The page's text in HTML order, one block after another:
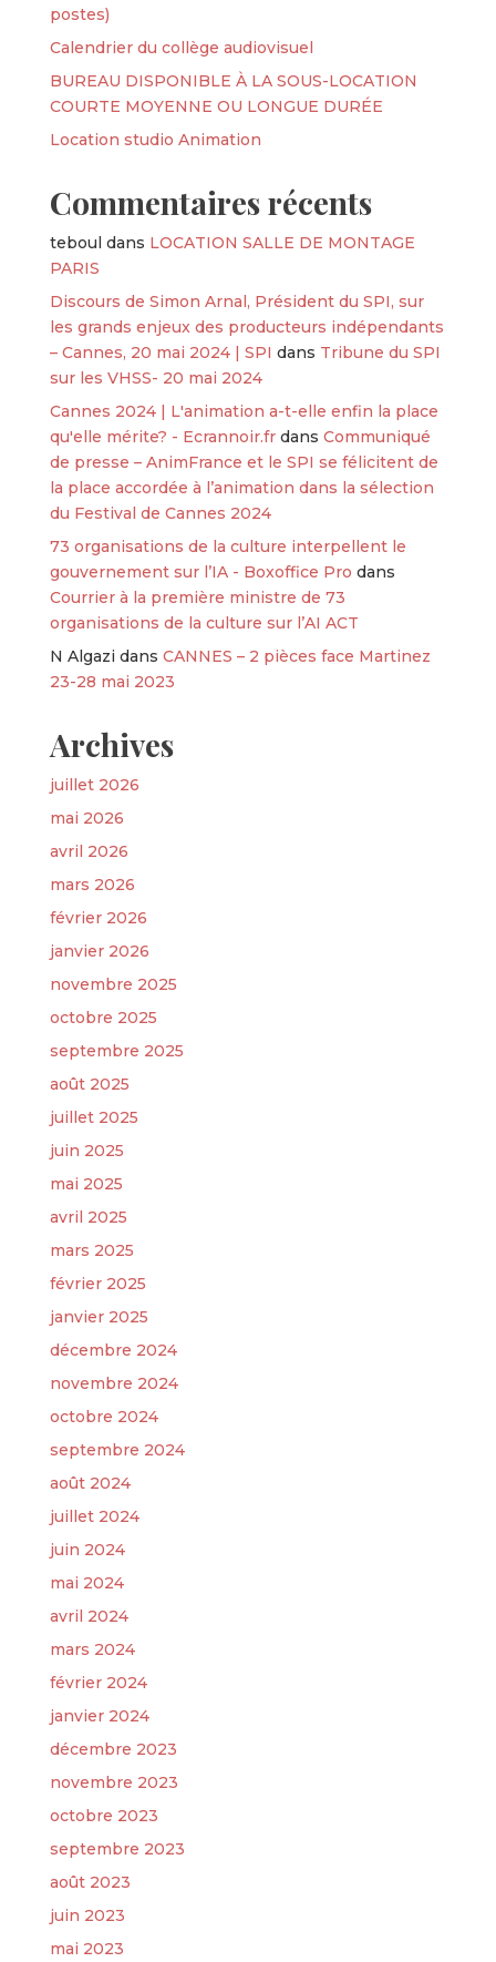
postes)
Calendrier du collège audiovisuel
BUREAU DISPONIBLE À LA SOUS-LOCATION
COURTE MOYENNE OU LONGUE DURÉE
Location studio Animation
Commentaires récents
teboul dans LOCATION SALLE DE MONTAGE
PARIS
Discours de Simon Arnal, Président du SPI, sur
les grands enjeux des producteurs indépendants
– Cannes, 20 mai 2024 | SPI dans Tribune du SPI
sur les VHSS- 20 mai 2024
Cannes 2024 | L'animation a-t-elle enfin la place
qu'elle mérite? - Ecrannoir.frdans Communiqué
de presse – AnimFrance et le SPI se félicitent de
la place accordée à l’animation dans la sélection
du Festival de Cannes 2024
73 organisations de la culture interpellent le
gouvernement sur l’IA - Boxoffice Pro dans
Courrier à la première ministre de 73
organisations de la culture sur l’AI ACT
N Algazi dans CANNES – 2 pièces face Martinez
23-28 mai 2023
Archives
juillet 2026
mai 2026
avril 2026
mars 2026
février 2026
janvier 2026
novembre 2025
octobre 2025
septembre 2025
août 2025
juillet 2025
juin 2025
mai 2025
avril 2025
mars 2025
février 2025
janvier 2025
décembre 2024
novembre 2024
octobre 2024
septembre 2024
août 2024
juillet 2024
juin 2024
mai 2024
avril 2024
mars 2024
février 2024
janvier 2024
décembre 2023
novembre 2023
octobre 2023
septembre 2023
août 2023
juin 2023
mai 2023